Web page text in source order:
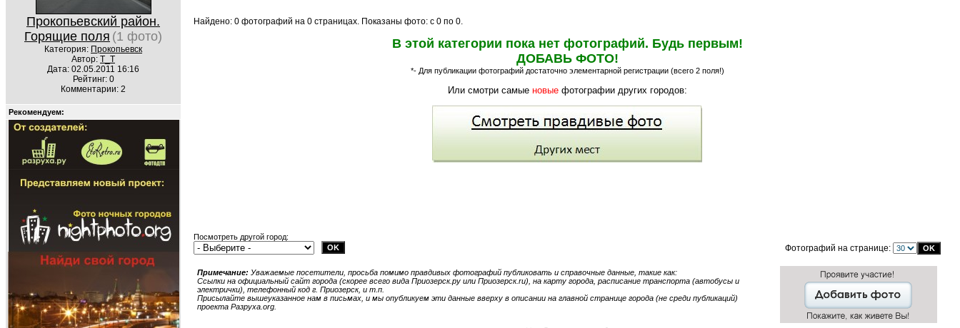
Прокопьевский район.
Горящие поля (1 фото)
Категория: Прокопьевск
Автор: Т_Т
Дата: 02.05.2011 16:16
Рейтинг: 0
Комментарии: 2
Рекомендуем:
Найдено: 0 фотографий на 0 страницах. Показаны фото: с 0 по 0.
В этой категории пока нет фотографий. Будь первым!
ДОБАВЬ ФОТО!
*- Для публикации фотографий достаточно элементарной регистрации (всего 2 поля!)
Или смотри самые новыефотографии других городов:
Посмотреть другой город:
Фотографий на странице:
Примечание: Уважаемые посетители, просьба помимо правдивых фотографий публиковать и справочные данные, такие как:
Ссылки на официальный сайт города (скорее всего вида Приозерск.ру или Приозерск.ru), на карту города, расписание транспорта (автобусы и
электрички), телефонный код г. Приозерск, и т.п.
Присылайте вышеуказанное нам в письмах, и мы опубликуем эти данные вверху в описании на главной странице города (не среди публикаций)
проекта Разруха.org.